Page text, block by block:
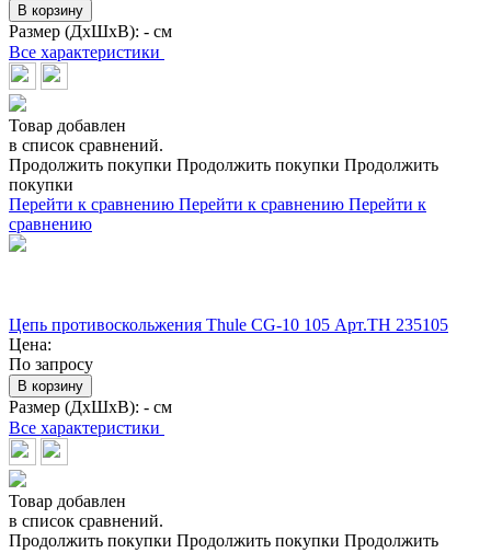
В корзину
Размер (ДхШхВ): - см
Все характеристики
Товар добавлен
в список сравнений.
Продолжить покупки Продолжить покупки Продолжить
покупки
Перейти к сравнению Перейти к сравнению Перейти к
сравнению
Цепь противоскольжения Thule CG-10 105 Арт.TH 235105
Цена:
По запросу
В корзину
Размер (ДхШхВ): - см
Все характеристики
Товар добавлен
в список сравнений.
Продолжить покупки Продолжить покупки Продолжить